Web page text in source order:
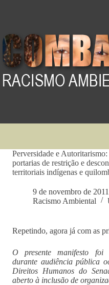
Perversidade e
portarias de restrição e
territoriais indígenas e
9 de novembro de 2011
Racismo Ambiental
Repetindo, agora já com as
O presente manifesto foi
durante audiência pública
Direitos Humanos do
aberto à inclusão de